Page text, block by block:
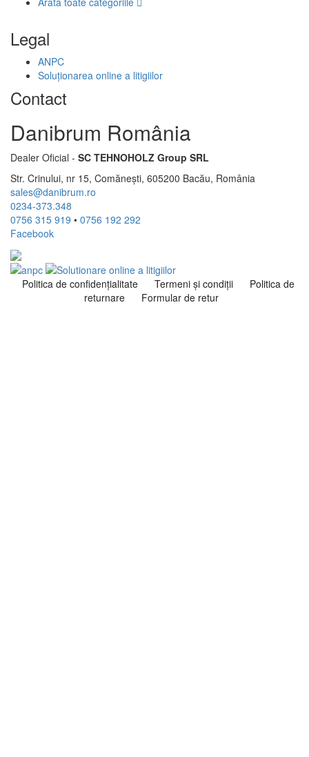
Legal
ANPC
Soluționarea online a litigiilor
Contact
Danibrum România
Dealer Oficial - SC TEHNOHOLZ Group SRL
Str. Crinului, nr 15, Comănești, 605200 Bacău, România
sales@danibrum.ro
0234-373.348
0756 315 919 • 0756 192 292
Facebook
Politica de confidenţialitate Termeni şi condiţii
Politica de
returnare
Formular de retur